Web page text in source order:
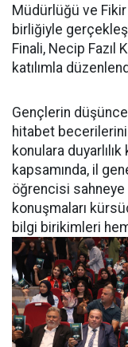
Müdürlüğü ve
birliğiyle
Finali, Necip Fazıl
katılımla
Gençlerin
hitabet
konulara
kapsamında, il
öğrencisi sahneye
konuşmaları
bilgi birikimleri